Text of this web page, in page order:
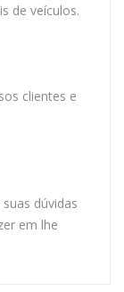
de veículos.
clientes e
dúvidas
em lhe